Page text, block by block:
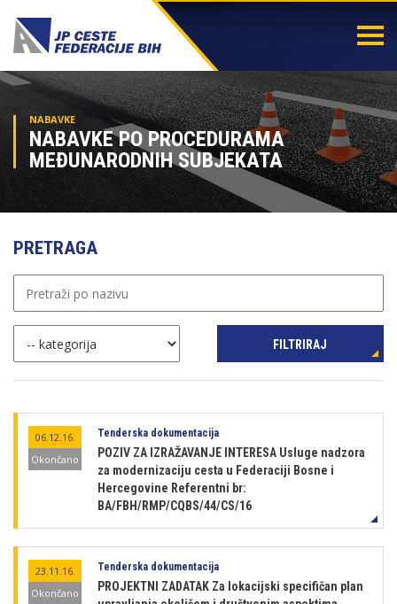
NABAVKE
NABAVKE PO PROCEDURAMA
MEĐUNARODNIH SUBJEKATA
PRETRAGA
FILTRIRAJ
06.12.16.
Okončano
Tenderska dokumentacija
POZIV ZA IZRAŽAVANJE INTERESA Usluge nadzora
za modernizaciju cesta u Federaciji Bosne i
Hercegovine Referentni br:
BA/FBH/RMP/CQBS/44/CS/16
23.11.16.
Okončano
Tenderska dokumentacija
PROJEKTNI ZADATAK Za lokacijski specifičan plan